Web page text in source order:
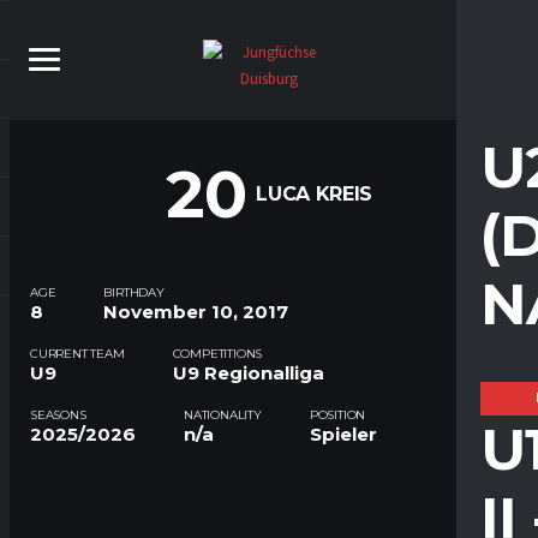
II
20 LUCA KREIS
AGE
8
BIRTHDAY
November 10, 2017
CURRENT TEAM
U9
COMPETITIONS
U9 Regionalliga
SEASONS
2025/2026
NATIONALITY
n/a
POSITION
Spieler